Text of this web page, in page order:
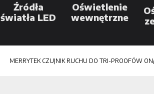
Źródła
światła LED
Oświetlenie
wewnętrzne
MERRYTEK CZUJNIK RUCHU DO TRI-PROOFÓW